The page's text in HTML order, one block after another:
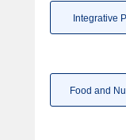
Integrative